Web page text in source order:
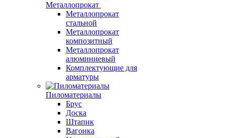
Металлопрокат
Металлопрокат
стальной
Металлопрокат
композитный
Металлопрокат
алюминиевый
Комплектующие для
арматуры
Пиломатериалы
Брус
Доска
Штапик
Вагонка